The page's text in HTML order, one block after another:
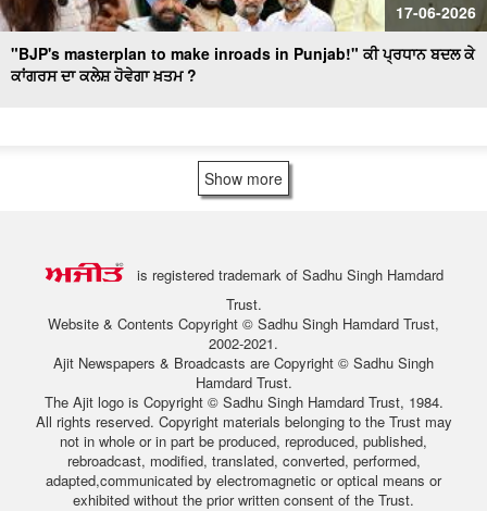
17-06-2026
"BJP's masterplan to make inroads in Punjab!" ਕੀ ਪ੍ਰਧਾਨ ਬਦਲ ਕੇ
ਕਾਂਗਰਸ ਦਾ ਕਲੇਸ਼ ਹੋਵੇਗਾ ਖ਼ਤਮ ?
Show more
is registered trademark of Sadhu Singh Hamdard
Trust.
Website & Contents Copyright © Sadhu Singh Hamdard Trust,
2002-2021.
Ajit Newspapers & Broadcasts are Copyright © Sadhu Singh
Hamdard Trust.
The Ajit logo is Copyright © Sadhu Singh Hamdard Trust, 1984.
All rights reserved. Copyright materials belonging to the Trust may
not in whole or in part be produced, reproduced, published,
rebroadcast, modified, translated, converted, performed,
adapted,communicated by electromagnetic or optical means or
exhibited without the prior written consent of the Trust.